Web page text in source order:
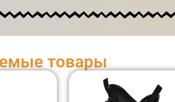
товары